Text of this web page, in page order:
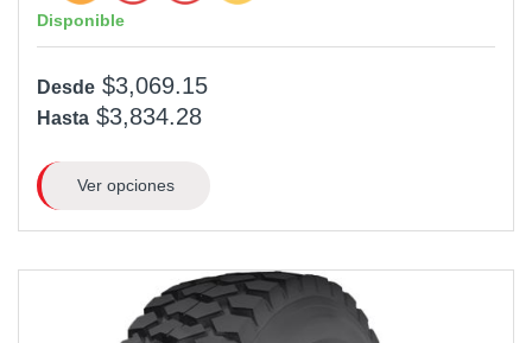
Disponible
Desde $3,069.15
Hasta $3,834.28
Ver opciones